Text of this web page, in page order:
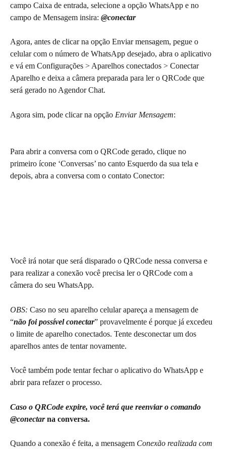
campo Caixa de entrada, selecione a opção WhatsApp e no
campo de Mensagem insira: @conectar
Agora, antes de clicar na opção Enviar mensagem, pegue o
celular com o número de WhatsApp desejado, abra o aplicativo
e vá em Configurações > Aparelhos conectados > Conectar
Aparelho e deixa a câmera preparada para ler o QRCode que
será gerado no Agendor Chat.
Agora sim, pode clicar na opção Enviar Mensagem:
Para abrir a conversa com o QRCode gerado, clique no
primeiro ícone ‘Conversas’ no canto Esquerdo da sua tela e
depois, abra a conversa com o contato Conector:
Você irá notar que será disparado o QRCode nessa conversa e
para realizar a conexão você precisa ler o QRCode com a
câmera do seu WhatsApp.
OBS: Caso no seu aparelho celular apareça a mensagem de
“não foi possível conectar” provavelmente é porque já excedeu
o limite de aparelho conectados. Tente desconectar um dos
aparelhos antes de tentar novamente.
Você também pode tentar fechar o aplicativo do WhatsApp e
abrir para refazer o processo.
Caso o QRCode expire, você terá que reenviar o comando
@conectar na conversa.
Quando a conexão é feita, a mensagem Conexão realizada com